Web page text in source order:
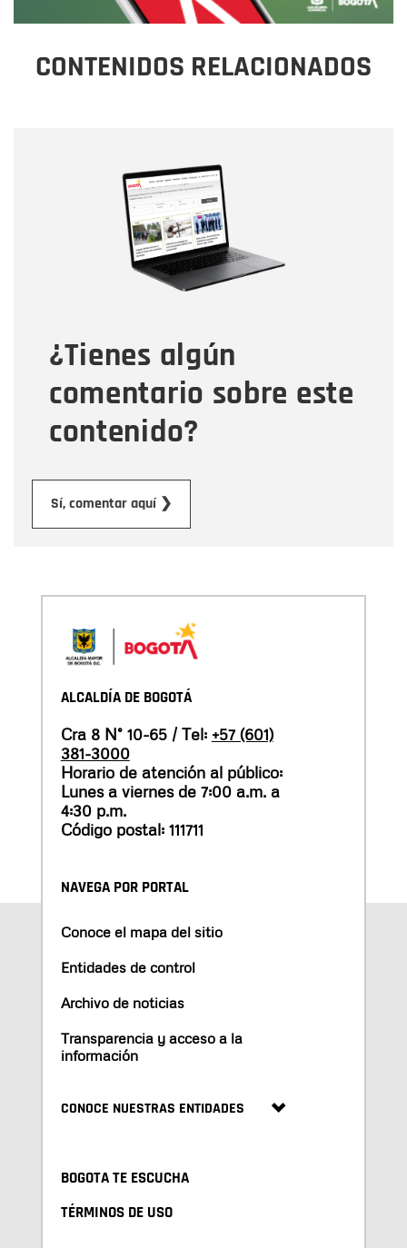
CONTENIDOS RELACIONADOS
¿Tienes algún
comentario sobre este
contenido?
Sí, comentar aquí ❯
Correo electrónico
Tipo de comentario
Mensaje
ALCALDÍA DE BOGOTÁ
Cra 8 N° 10-65 / Tel: +57 (601)
381-3000
Horario de atención al público:
Lunes a viernes de 7:00 a.m. a
4:30 p.m.
Código postal: 111711
NAVEGA POR PORTAL
Conoce el mapa del sitio
Entidades de control
Archivo de noticias
Transparencia y acceso a la
información
CONOCE NUESTRAS ENTIDADES
BOGOTA TE ESCUCHA
TÉRMINOS DE USO